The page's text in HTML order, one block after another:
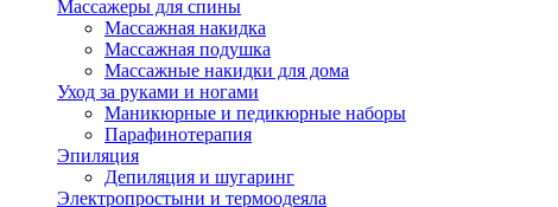
Массажеры для спины
Массажная накидка
Массажная подушка
Массажные накидки для дома
Уход за руками и ногами
Маникюрные и педикюрные наборы
Парафинотерапия
Эпиляция
Депиляция и шугаринг
Электропростыни и термоодеяла